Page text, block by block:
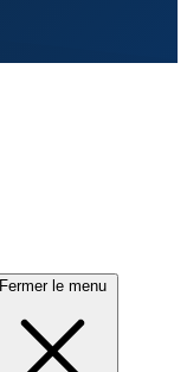
Fermer le menu